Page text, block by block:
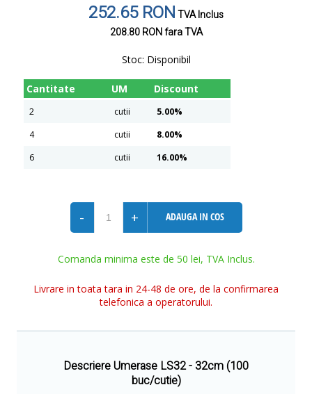
252.65 RONTVA Inclus
208.80 RONfara TVA
Stoc: Disponibil
Cantitate UM Discount
2 cutii
5.00%
4
cutii
8.00%
6
cutii 16.00%
- + ADAUGA IN COS
Comanda minima este de 50 lei, TVA Inclus.
Livrare in toata tara in 24-48 de ore, de la confirmarea
telefonica a operatorului.
Descriere Umerase LS32 - 32cm (100
buc/cutie)